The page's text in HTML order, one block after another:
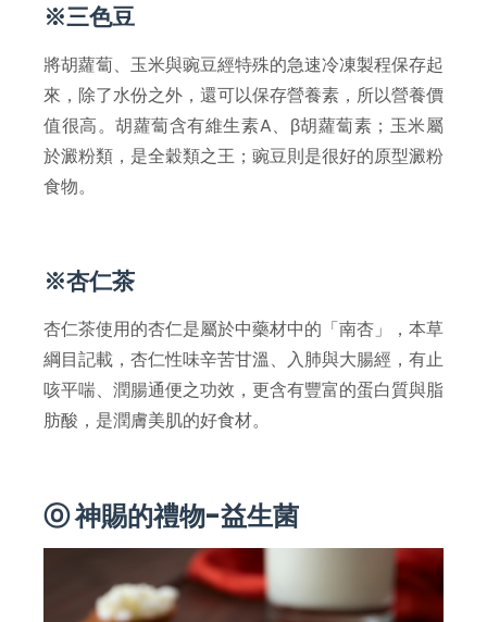
※三色豆
將胡蘿蔔、玉米與豌豆經特殊的急速冷凍製程保存起
來，除了水份之外，還可以保存營養素，所以營養價
值很高。胡蘿蔔含有維生素A、β胡蘿蔔素；玉米屬
於澱粉類，是全穀類之王；豌豆則是很好的原型澱粉
食物。
※杏仁茶
杏仁茶使用的杏仁是屬於中藥材中的「南杏」，本草
綱目記載，杏仁性味辛苦甘溫、入肺與大腸經，有止
咳平喘、潤腸通便之功效，更含有豐富的蛋白質與脂
肪酸，是潤膚美肌的好食材。
ⓞ 神賜的禮物-益生菌